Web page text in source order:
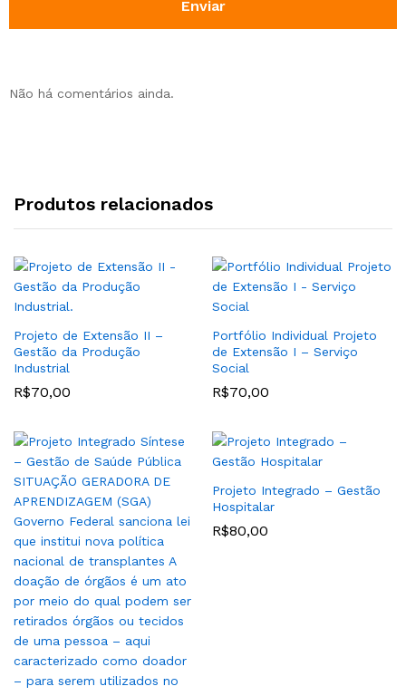
Não há comentários ainda.
Produtos relacionados
Projeto de Extensão II –
Gestão da Produção
Industrial
R$70,00
Portfólio Individual Projeto
de Extensão I – Serviço
Social
R$70,00
Projeto Integrado – Gestão
Hospitalar
R$80,00